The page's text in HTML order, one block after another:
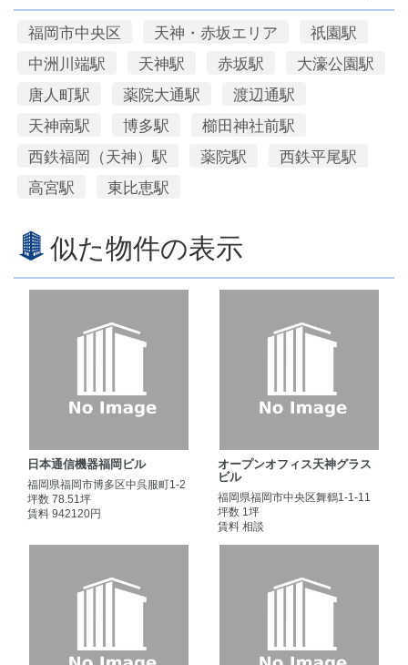
福岡市中央区 天神・赤坂エリア
祇園駅
中洲川端駅
天神駅 赤坂駅
大濠公園駅
唐人町駅
薬院大通駅
渡辺通駅
天神南駅
博多駅
櫛田神社前駅
西鉄福岡（天神）駅
薬院駅
西鉄平尾駅
高宮駅
東比恵駅
似た物件の表示
日本通信機器福岡ビル
福岡県福岡市博多区中呉服町1-2
坪数 78.51坪
賃料 942120円
オープンオフィス天神グラス
ビル
福岡県福岡市中央区舞鶴1-1-11
坪数 1坪
賃料 相談